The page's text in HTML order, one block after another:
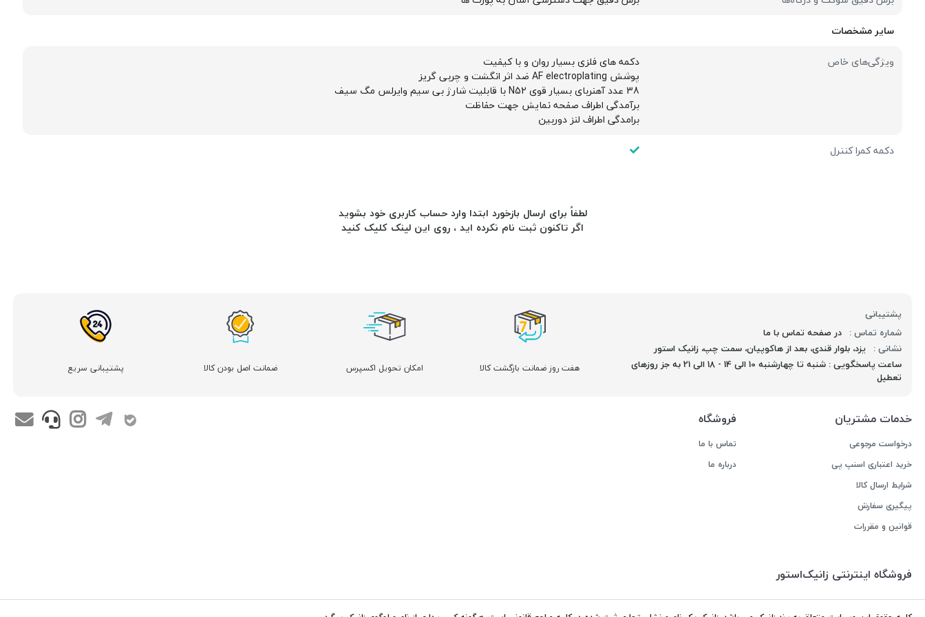
سایر مشخصات
ویژگی‌های خاص
دکمه های فلزی بسیار روان و با کیفیت
پوشش AF electroplating ضد اثر انگشت و چربی گریز
38 عدد آهنربای بسیار قوی N52 با قابلیت شارژ بی سیم وایرلس مگ سیف
برآمدگی اطراف صفحه نمایش جهت حفاظت
برامدگی اطراف لنز دوربین
دکمه کمرا کنترل
لطفاً برای ارسال بازخورد ابتدا وارد حساب کاربری خود بشوید
اگر تاکنون ثبت نام نکرده اید ، روی این لینک کلیک کنید
پشتیبانی
شماره تماس : در صفحه تماس با ما
نشانی : یزد، بلوار قندی، بعد از هاکوپیان، سمت چپ، زانیک استور
ساعت پاسخگویی : شنبه تا چهارشنبه 10 الی 14 - 18 الی 21 به جز روزهای
تعطیل
هفت روز ضمانت بازگشت کالا امکان تحویل اکسپرس ضمانت اصل بودن کالا پشتیبانی سریع
خدمات مشتریان
درخواست مرجوعی
خرید اعتباری اسنپ پی
شرایط ارسال کالا
پیگیری سفارش
قوانین و مقررات
فروشگاه
تماس با ما
درباره ما
فروشگاه اینترنتی زانیک‌استور